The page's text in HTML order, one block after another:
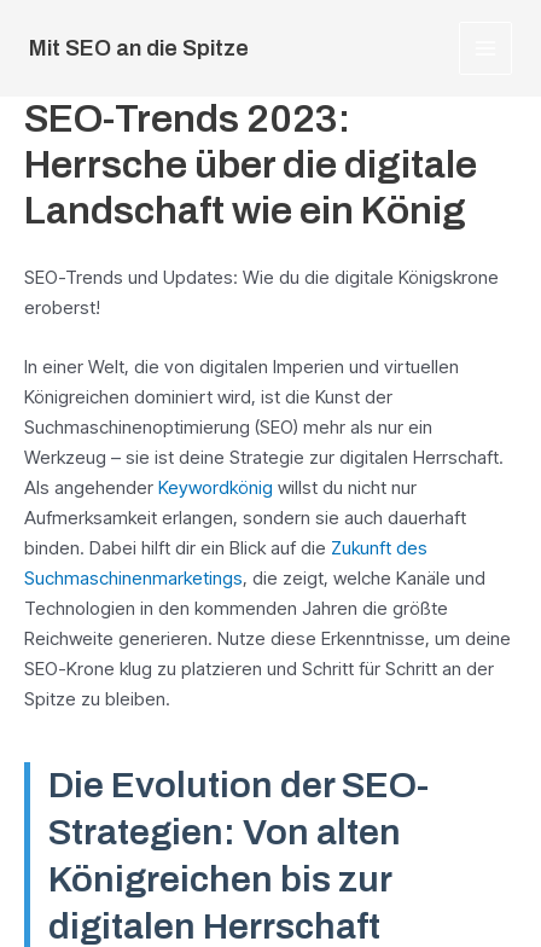
InhaltMit SEO an die Spitze
SEO-Trends 2023:
Herrsche über die digitale
Landschaft wie ein König
SEO-Trends und Updates: Wie du die digitale Königskrone
eroberst!
In einer Welt, die von digitalen Imperien und virtuellen
Königreichen dominiert wird, ist die Kunst der
Suchmaschinenoptimierung (SEO) mehr als nur ein
Werkzeug – sie ist deine Strategie zur digitalen Herrschaft.
Als angehender Keywordkönig willst du nicht nur
Aufmerksamkeit erlangen, sondern sie auch dauerhaft
binden. Dabei hilft dir ein Blick auf die Zukunft des
Suchmaschinenmarketings, die zeigt, welche Kanäle und
Technologien in den kommenden Jahren die größte
Reichweite generieren. Nutze diese Erkenntnisse, um deine
SEO-Krone klug zu platzieren und Schritt für Schritt an der
Spitze zu bleiben.
Die Evolution der SEO-
Strategien: Von alten
Königreichen bis zur
digitalen Herrschaft